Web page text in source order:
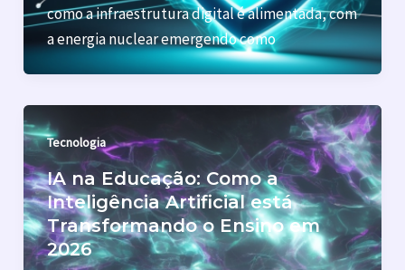
como a infraestrutura digital é alimentada, com
a energia nuclear emergendo como
Tecnologia
IA na Educação: Como a
Inteligência Artificial está
Transformando o Ensino em
2026